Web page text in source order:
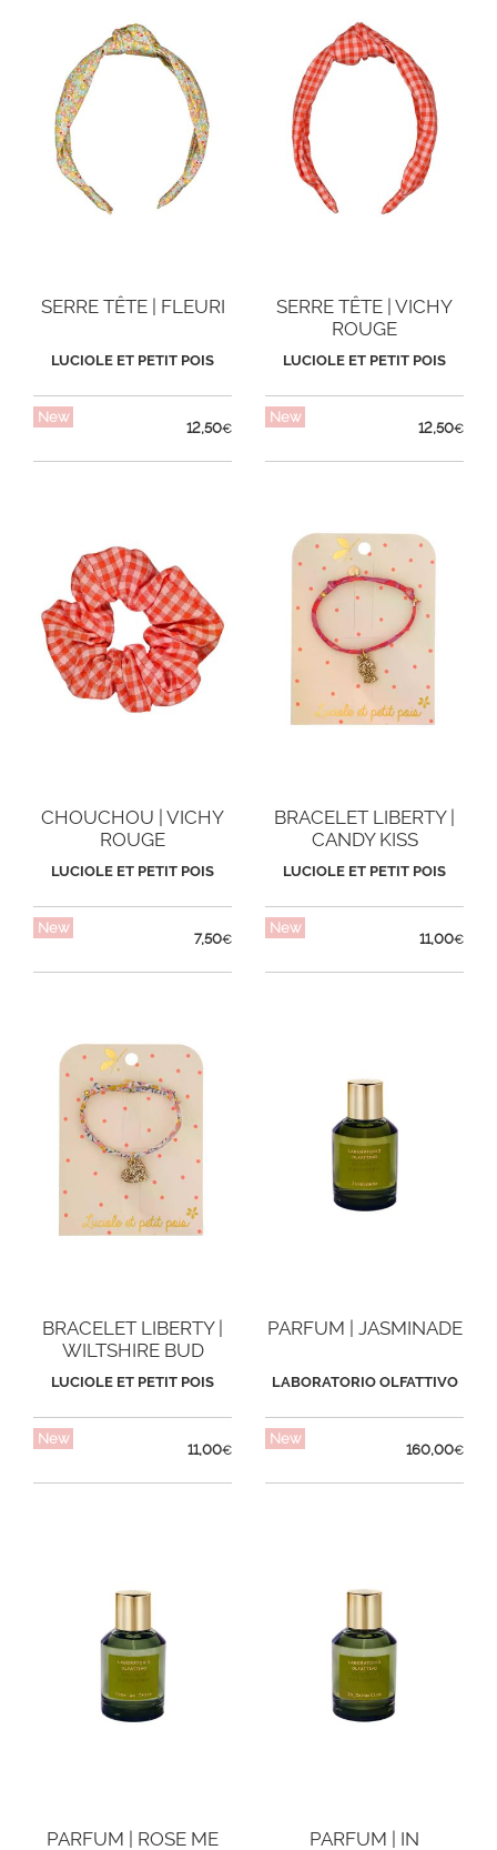
SERRE TÊTE | FLEURI
LUCIOLE ET PETIT POIS
New
12,50€
SERRE TÊTE | VICHY
ROUGE
LUCIOLE ET PETIT POIS
New
12,50€
CHOUCHOU | VICHY
ROUGE
LUCIOLE ET PETIT POIS
New
7,50€
BRACELET LIBERTY |
CANDY KISS
LUCIOLE ET PETIT POIS
New
11,00€
BRACELET LIBERTY |
WILTSHIRE BUD
LUCIOLE ET PETIT POIS
New
11,00€
PARFUM | JASMINADE
LABORATORIO OLFATTIVO
New
160,00€
PARFUM | ROSE ME PARFUM | IN